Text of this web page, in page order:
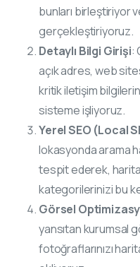
bunları birleştiriyor
gerçekleştiriyoruz.
Detaylı Bilgi Girişi:
açık adres, web
kritik iletişim
sisteme işliyoruz.
Yerel SEO (Local
lokasyonda arama
tespit ederek, harita
kategorilerinizi bu
Görsel
yansıtan kurumsal
fotoğraflarınızı